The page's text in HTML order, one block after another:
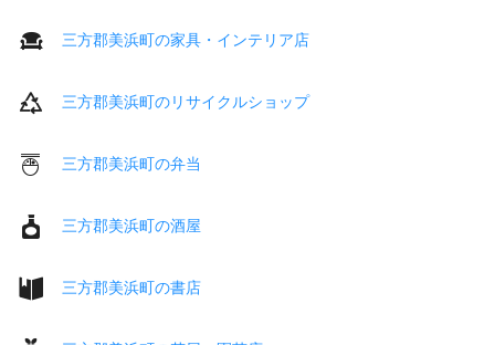
三方郡美浜町の家具・インテリア店
三方郡美浜町のリサイクルショップ
三方郡美浜町の弁当
三方郡美浜町の酒屋
三方郡美浜町の書店